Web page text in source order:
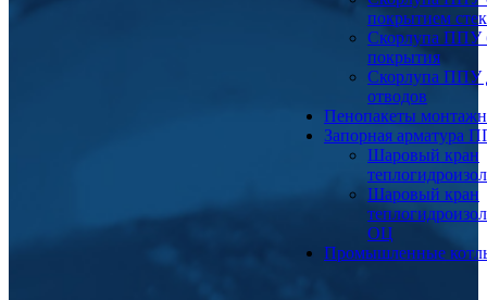
покрытием
Скорлупа ППУ
покрытия
Скорлупа ППУ
отводов
Пенопакеты
Запорная арматура
Шаровый кран
Шаровый кран
ОЦ
Промышленные